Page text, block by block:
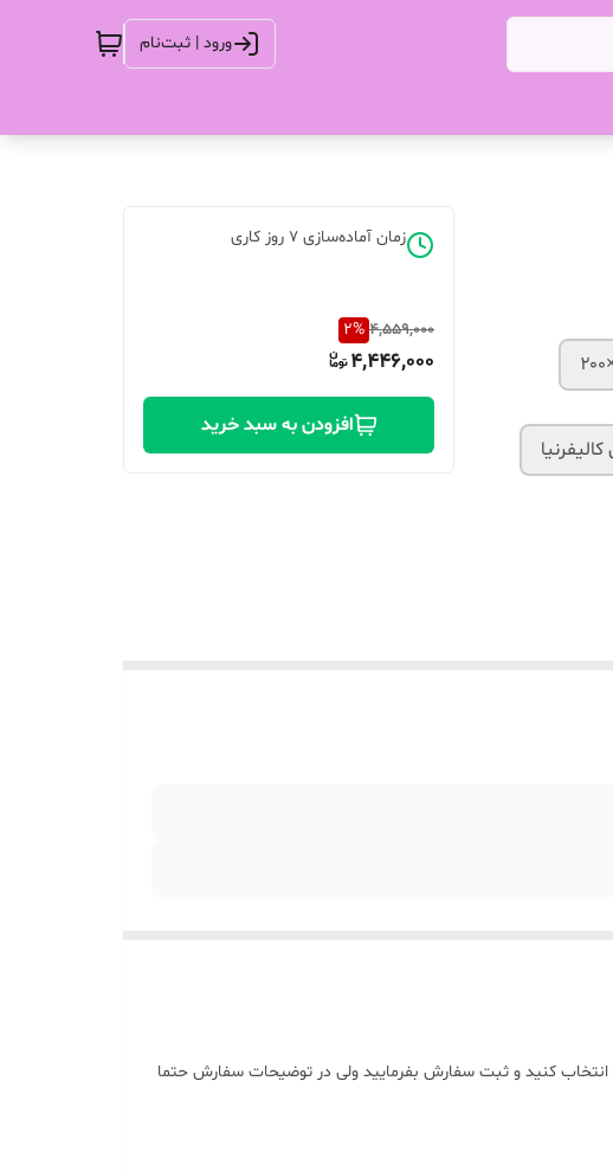
ورود | ثبت‌نام
زمان آماده‌سازی 7 روز کاری
4,559,000
2%
4,446,000
افزودن به سبد خرید
کنید و ثبت سفارش بفرمایید ولی در توضیحات سفارش حتما